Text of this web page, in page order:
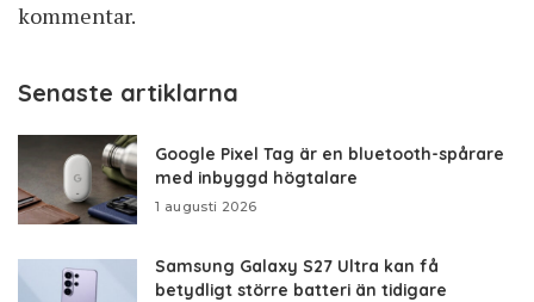
kommentar.
Senaste artiklarna
Google Pixel Tag är en bluetooth-spårare
med inbyggd högtalare
1 augusti 2026
Samsung Galaxy S27 Ultra kan få
betydligt större batteri än tidigare